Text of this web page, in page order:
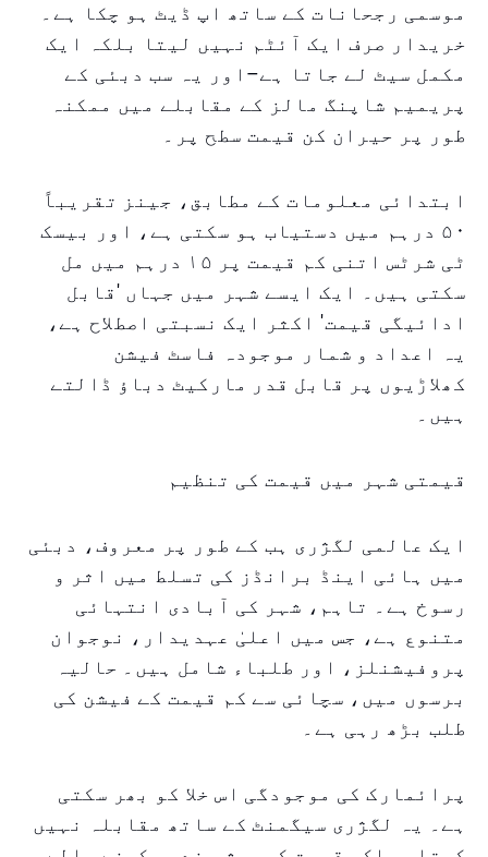
موسمی رجحانات کے ساتھ اپ ڈیٹ ہو چکا ہے۔
خریدار صرف ایک آئٹم نہیں لیتا بلکہ ایک
مکمل سیٹ لے جاتا ہے–اور یہ سب دبئی کے
پریمیم شاپنگ مالز کے مقابلے میں ممکنہ
طور پر حیران کن قیمت سطح پر۔
ابتدائی معلومات کے مطابق، جینز تقریباً
۵۰ درہم میں دستیاب ہو سکتی ہے، اور بیسک
ٹی شرٹس اتنی کم قیمت پر ۱۵ درہم میں مل
سکتی ہیں۔ ایک ایسے شہر میں جہاں 'قابل
ادائیگی قیمت' اکثر ایک نسبتی اصطلاح ہے،
یہ اعداد و شمار موجودہ فاسٹ فیشن
کھلاڑیوں پر قابل قدر مارکیٹ دباؤ ڈالتے
ہیں۔
قیمتی شہر میں قیمت کی تنظیم
ایک عالمی لگژری ہب کے طور پر معروف، دبئی
میں ہائی اینڈ برانڈز کی تسلط میں اثر و
رسوخ ہے۔ تاہم، شہر کی آبادی انتہائی
متنوع ہے، جس میں اعلیٰ عہدیدار، نوجوان
پروفیشنلز، اور طلباء شامل ہیں۔ حالیہ
برسوں میں، سچائی سے کم قیمت کے فیشن کی
طلب بڑھ رہی ہے۔
پرائمارک کی موجودگی اس خلا کو بھر سکتی
ہے۔ یہ لگژری سیگمنٹ کے ساتھ مقابلہ نہیں